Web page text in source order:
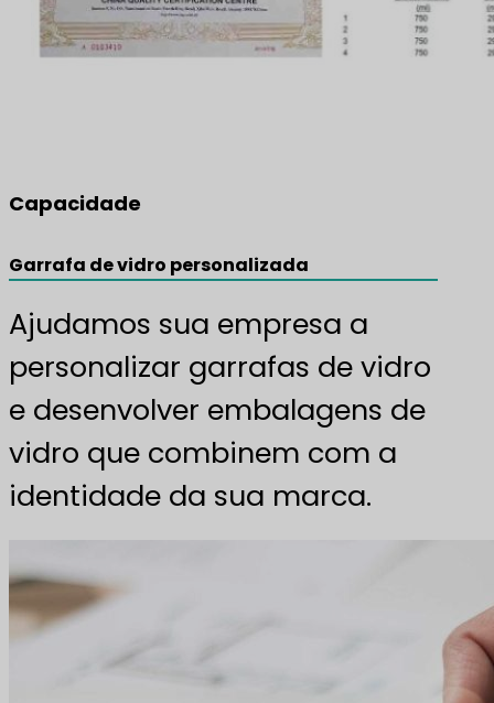
Capacidade
Garrafa de vidro personalizada
Ajudamos sua empresa a
personalizar garrafas de vidro
e desenvolver embalagens de
vidro que combinem com a
identidade da sua marca.